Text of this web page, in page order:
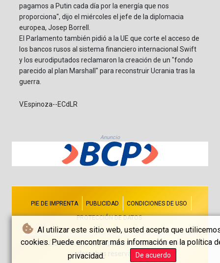
Al utilizar este sitio web, usted acepta que
cookies. Puede encontrar más información en la política
privacidad.
De acuerdo
pagamos a Putin cada día por la energía que nos
proporciona", dijo el miércoles el jefe de la diplomacia
europea, Josep Borrell.
El Parlamento también pidió a la UE que corte el acceso de
los bancos rusos al sistema financiero internacional Swift
y los eurodiputados reclamaron la creación de un "fondo
parecido al plan Marshall" para reconstruir Ucrania tras la
guerra.
V.Espinoza--ECdLR
Anuncio
PIE DE IMPRENTA PUBLICIDAD CONDICIONES DE USO
PROTECCIÓN DE DATOS
© El Comercio De La República - 2026 - Todos los
derechos reservados